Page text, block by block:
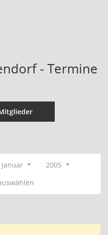
- Termine
Januar
2005